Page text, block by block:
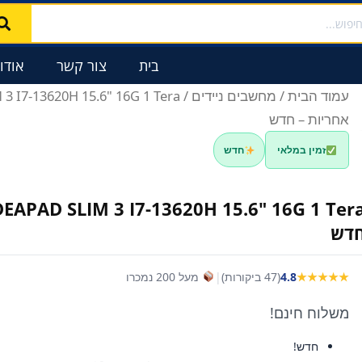
בית צור קשר
עמוד הבית/ מחשבים ניידים
אחריות – חדש
זמין במלאי חדש
★★★★★
4.8(47 ביקורות) | מעל 200 נמכרו
משלוח חינם!
חדש!